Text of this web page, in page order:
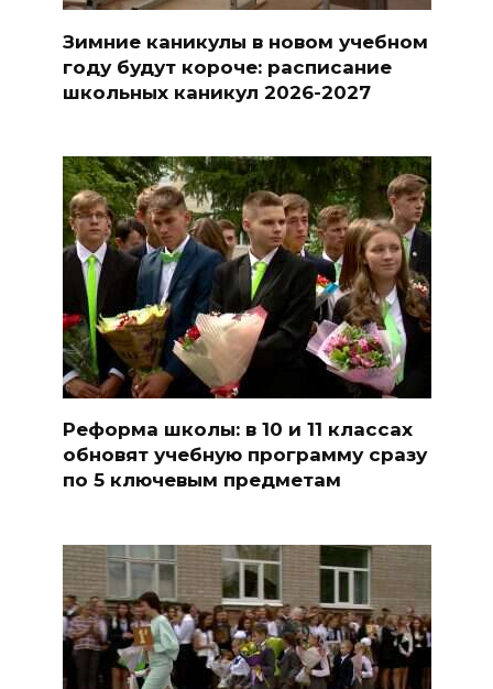
Зимние каникулы в новом учебном
году будут короче: расписание
школьных каникул 2026-2027
Реформа школы: в 10 и 11 классах
обновят учебную программу сразу
по 5 ключевым предметам